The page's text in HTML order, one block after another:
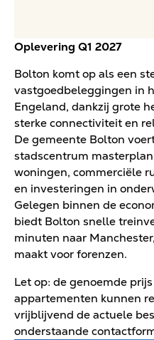
Oplevering Q1 2027
Bolton komt op als een
vastgoedbeleggingen in
Engeland, dankzij grote
sterke connectiviteit en
De gemeente Bolton
stadscentrum
woningen, commerciële
en investeringen in
Gelegen binnen de
biedt Bolton snelle
minuten naar
maakt voor forenzen.
Let op: de genoemde
appartementen kunnen
vrijblijvend de actuele
onderstaande